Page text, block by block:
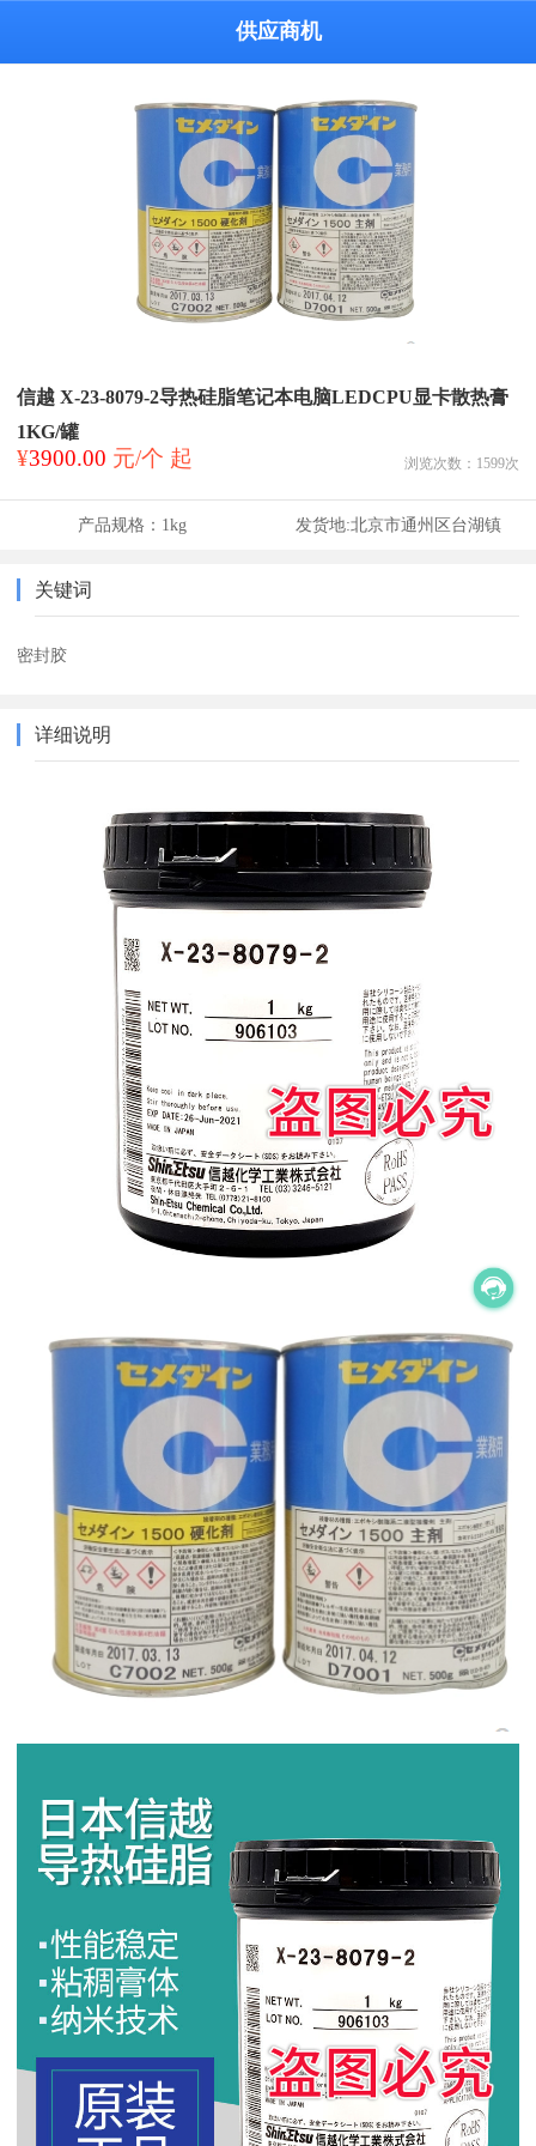
供应商机
信越 X-23-8079-2导热硅脂笔记本电脑LEDCPU显卡散热膏
1KG/罐
¥3900.00 元/个 起 浏览次数： 1599次
产品规格： 1kg 发货地:北京市通州区台湖镇
关键词
密封胶
详细说明